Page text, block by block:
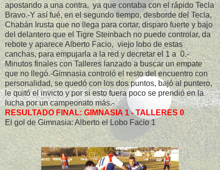
apostando a una contra, ya que contaba con el rápido Tecla
Bravo.-Y así fué, en el segundo tiempo, desborde del Tecla,
Chabán Irusta que no llega para cortar, disparo fuerte y bajo
del delantero que el Tigre Steinbach no puede controlar, da
rebote y aparece Alberto Facio, viejo lobo de estas
canchas, para empujarla a la red y decretar el 1 a 0.-
Minutos finales con Talleres lanzado a buscar un empate
que no llegó.-Gimnasia controló el resto del encuentro con
personalidad, se quedó con los dos puntos, bajó al puntero,
le quitó el invicto y por si esto fuera poco se prendió en la
lucha por un campeonato más.-
RESULTADO FINAL: GIMNASIA 1 - TALLERES 0
El gol de Gimnasia: Alberto el Lobo Facio 1